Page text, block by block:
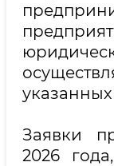
Заявки
2026